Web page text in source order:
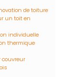
de toiture
un toit en
individuelle
thermique
couvreur